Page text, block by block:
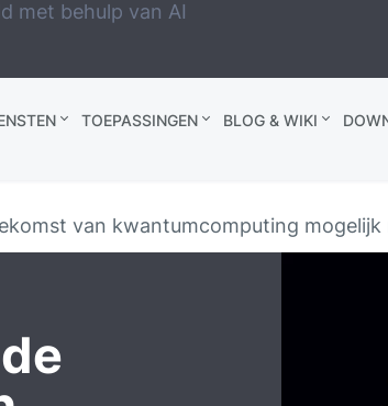
met behulp van AI
TOEPASSINGEN BLOG & WIKI
van kwantumcomputing mogelijk